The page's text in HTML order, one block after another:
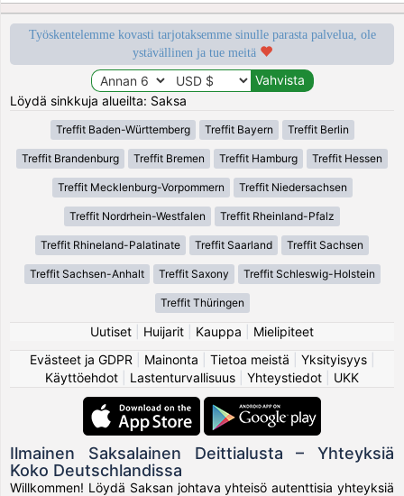
Työskentelemme kovasti tarjotaksemme sinulle parasta palvelua, ole
ystävällinen ja tue meitä
Löydä sinkkuja alueilta: Saksa
Treffit Baden-Württemberg Treffit Bayern Treffit Berlin
Treffit Brandenburg Treffit Bremen Treffit Hamburg Treffit Hessen
Treffit Mecklenburg-Vorpommern Treffit Niedersachsen
Treffit Nordrhein-Westfalen Treffit Rheinland-Pfalz
Treffit Rhineland-Palatinate Treffit Saarland Treffit Sachsen
Treffit Sachsen-Anhalt Treffit Saxony Treffit Schleswig-Holstein
Treffit Thüringen
Uutiset Huijarit Kauppa
Mielipiteet
Evästeet ja GDPR
Mainonta Tietoa meistä Yksityisyys|
Käyttöehdot
Lastenturvallisuus Yhteystiedot UKK
Ilmainen Saksalainen Deittialusta – Yhteyksiä
Koko Deutschlandissa
Willkommen! Löydä Saksan johtava yhteisö autenttisia yhteyksiä